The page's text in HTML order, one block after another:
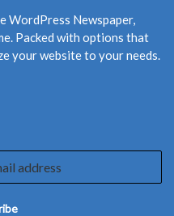
WordPress Newspaper,
Packed with options that
your website to your needs.